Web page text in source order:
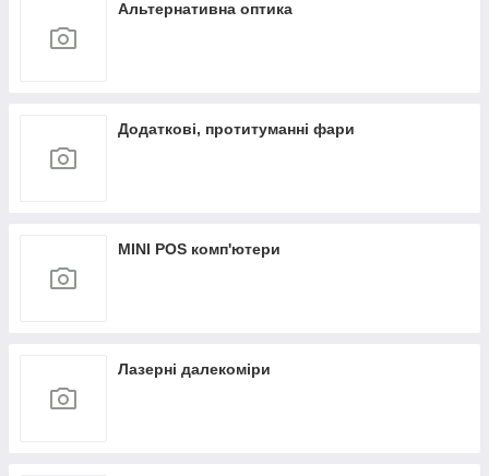
Альтернативна оптика
Додаткові, протитуманні фари
MINI POS комп'ютери
Лазерні далекоміри